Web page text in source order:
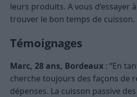
leurs produits. A vous d’essayer
trouver le bon temps de cuisson.
Témoignages
Marc, 28 ans, Bordeaux : “En
cherche toujours des façons de
dépenses. La cuisson passive